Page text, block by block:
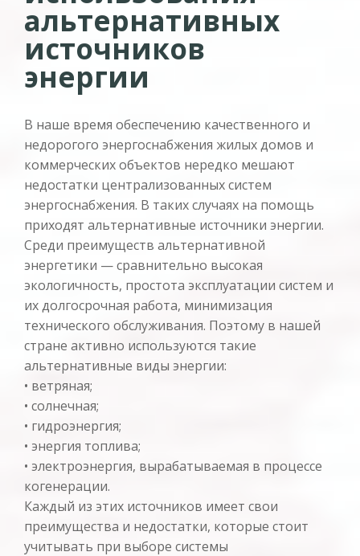
альтернативных
источников
энергии
В наше время обеспечению качественного и
недорогого энергоснабжения жилых домов и
коммерческих объектов нередко мешают
недостатки централизованных систем
энергоснабжения. В таких случаях на помощь
приходят альтернативные источники энергии.
Среди преимуществ альтернативной
энергетики — сравнительно высокая
экологичность, простота эксплуатации систем и
их долгосрочная работа, минимизация
технического обслуживания. Поэтому в нашей
стране активно используются такие
альтернативные виды энергии:
• ветряная;
• солнечная;
• гидроэнергия;
• энергия топлива;
• электроэнергия, вырабатываемая в процессе
когенерации.
Каждый из этих источников имеет свои
преимущества и недостатки, которые стоит
учитывать при выборе системы